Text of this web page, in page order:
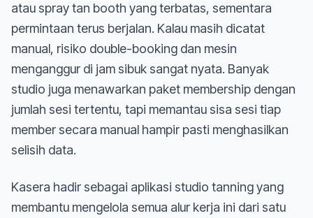
atau spray tan booth yang terbatas, sementara
permintaan terus berjalan. Kalau masih dicatat
manual, risiko double-booking dan mesin
menganggur di jam sibuk sangat nyata. Banyak
studio juga menawarkan paket membership dengan
jumlah sesi tertentu, tapi memantau sisa sesi tiap
member secara manual hampir pasti menghasilkan
selisih data.
Kasera hadir sebagai aplikasi studio tanning yang
membantu mengelola semua alur kerja ini dari satu